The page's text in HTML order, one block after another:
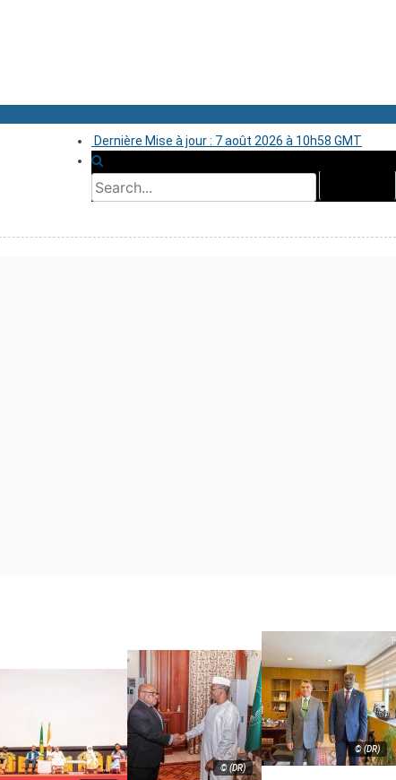
Dernière Mise à jour : 7 août 2026 à 10h58 GMT
© (DR)
© (DR)